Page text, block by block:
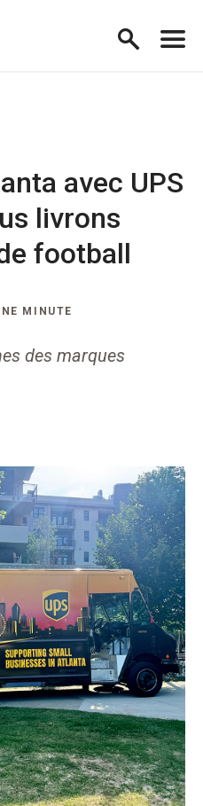
avec UPS
livrons
football
MINUTE
des marques